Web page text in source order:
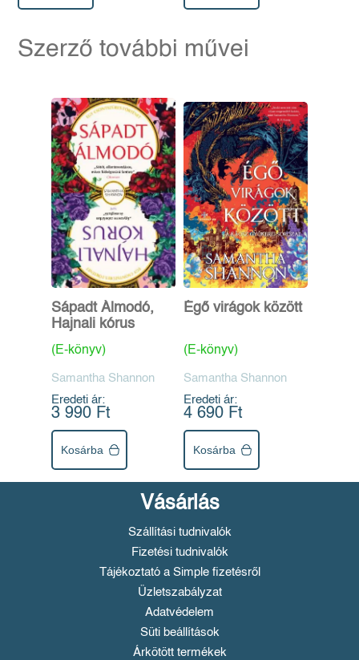
Szerző további művei
Sápadt Álmodó,
Hajnali kórus
(E-könyv)
Samantha Shannon
Eredeti ár:
3 990 Ft
Kosárba
Égő virágok között
(E-könyv)
Samantha Shannon
Eredeti ár:
4 690 Ft
Kosárba
Vásárlás
Szállítási tudnivalók
Fizetési tudnivalók
Tájékoztató a Simple fizetésről
Üzletszabályzat
Adatvédelem
Süti beállítások
Árkötött termékek